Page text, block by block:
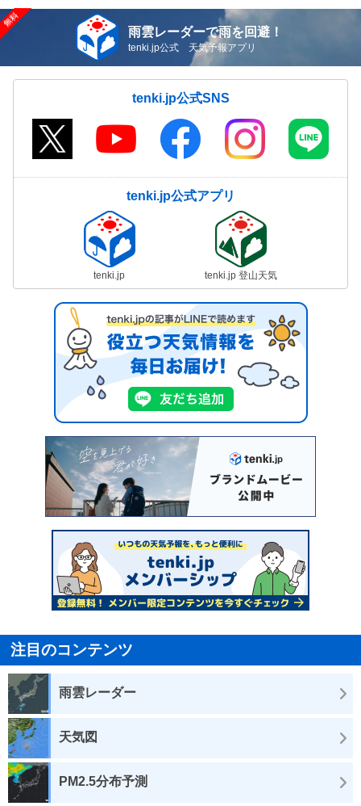
雨雲レーダーで雨を回避！
tenki.jp公式 天気予報アプリ
tenki.jp公式SNS
tenki.jp公式アプリ
tenki.jp tenki.jp 登山天気
注目のコンテンツ
雨雲レーダー
天気図
PM2.5分布予測